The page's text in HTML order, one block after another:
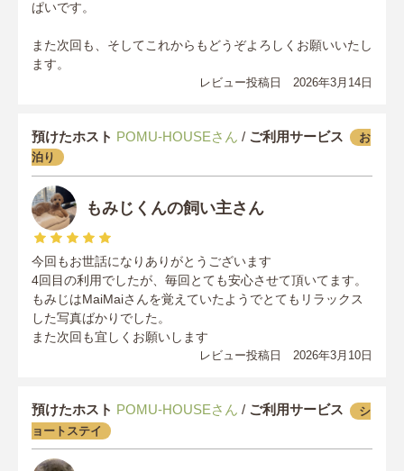
ぱいです。
また次回も、そしてこれからもどうぞよろしくお願いいたし
ます。
レビュー投稿日 2026年3月14日
預けたホスト POMU-HOUSEさん / ご利用サービス
お
泊り
もみじくんの飼い主さん
今回もお世話になりありがとうございます
4回目の利用でしたが、毎回とても安心させて頂いてます。
もみじはMaiMaiさんを覚えていたようでとてもリラックス
した写真ばかりでした。
また次回も宜しくお願いします
レビュー投稿日 2026年3月10日
預けたホスト POMU-HOUSEさん / ご利用サービス
シ
ョートステイ